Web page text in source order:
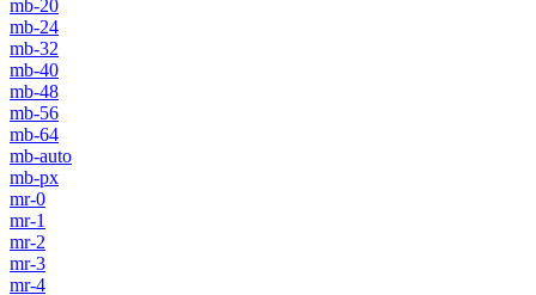
mb-20
mb-24
mb-32
mb-40
mb-48
mb-56
mb-64
mb-auto
mb-px
mr-0
mr-1
mr-2
mr-3
mr-4